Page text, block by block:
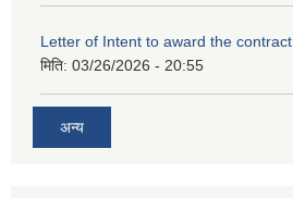
Letter of Intent to award the contract
मिति: 03/26/2026 - 20:55
अन्य